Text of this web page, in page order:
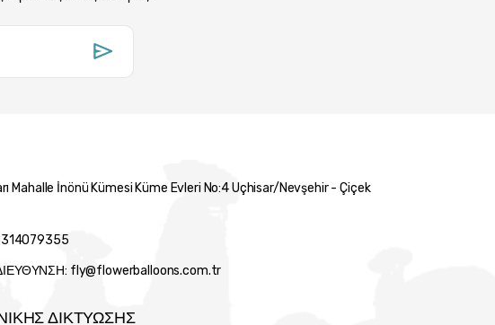
Mahalle İnönü Kümesi Küme Evleri No:4 Uçhisar/Nevşehir - Çiçek
fly@flowerballoons.com.tr
ΔΙΚΤΥΩΣΗΣ